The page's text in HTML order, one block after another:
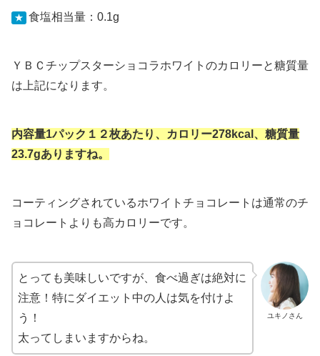
★ 食塩相当量：0.1g
ＹＢＣチップスターショコラホワイトのカロリーと糖質量
は上記になります。
内容量1パック１２枚あたり、カロリー278kcal、糖質量
23.7gありますね。
コーティングされているホワイトチョコレートは通常のチ
ョコレートよりも高カロリーです。
ユキノさん
とっても美味しいですが、食べ過ぎは絶対に
注意！特にダイエット中の人は気を付けよ
う！
太ってしまいますからね。